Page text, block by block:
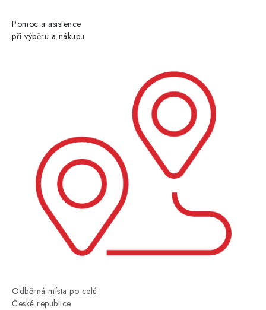
Pomoc a asistence
při výběru a nákupu
Odběrná místa po celé
České republice